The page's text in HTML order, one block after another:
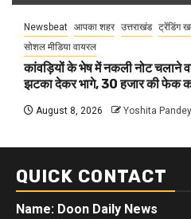
Newsbeat आपका शहर उत्तराखंड ट्रेंडिंग
सोशल मीडिया वायरल
कांवड़ियों के भेष में नकली नोट चलाने
झटका देकर भागे, 30 हजार की फेक
August 8, 2026 Yoshita Pandey
QUICK CONTACT
Name: Doon Daily News